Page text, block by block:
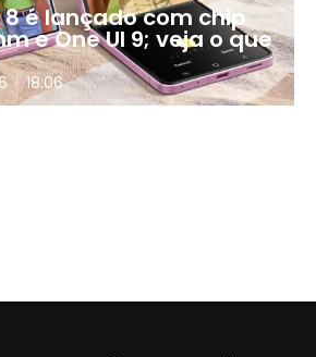
8 é lançado com chip
e One UI 9; veja o que
18:06